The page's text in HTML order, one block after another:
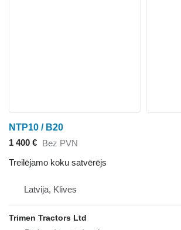
NTP10 / B20
1 400 € Bez PVN
Treilējamo koku satvērējs
Latvija, Klives
Trimen Tractors Ltd